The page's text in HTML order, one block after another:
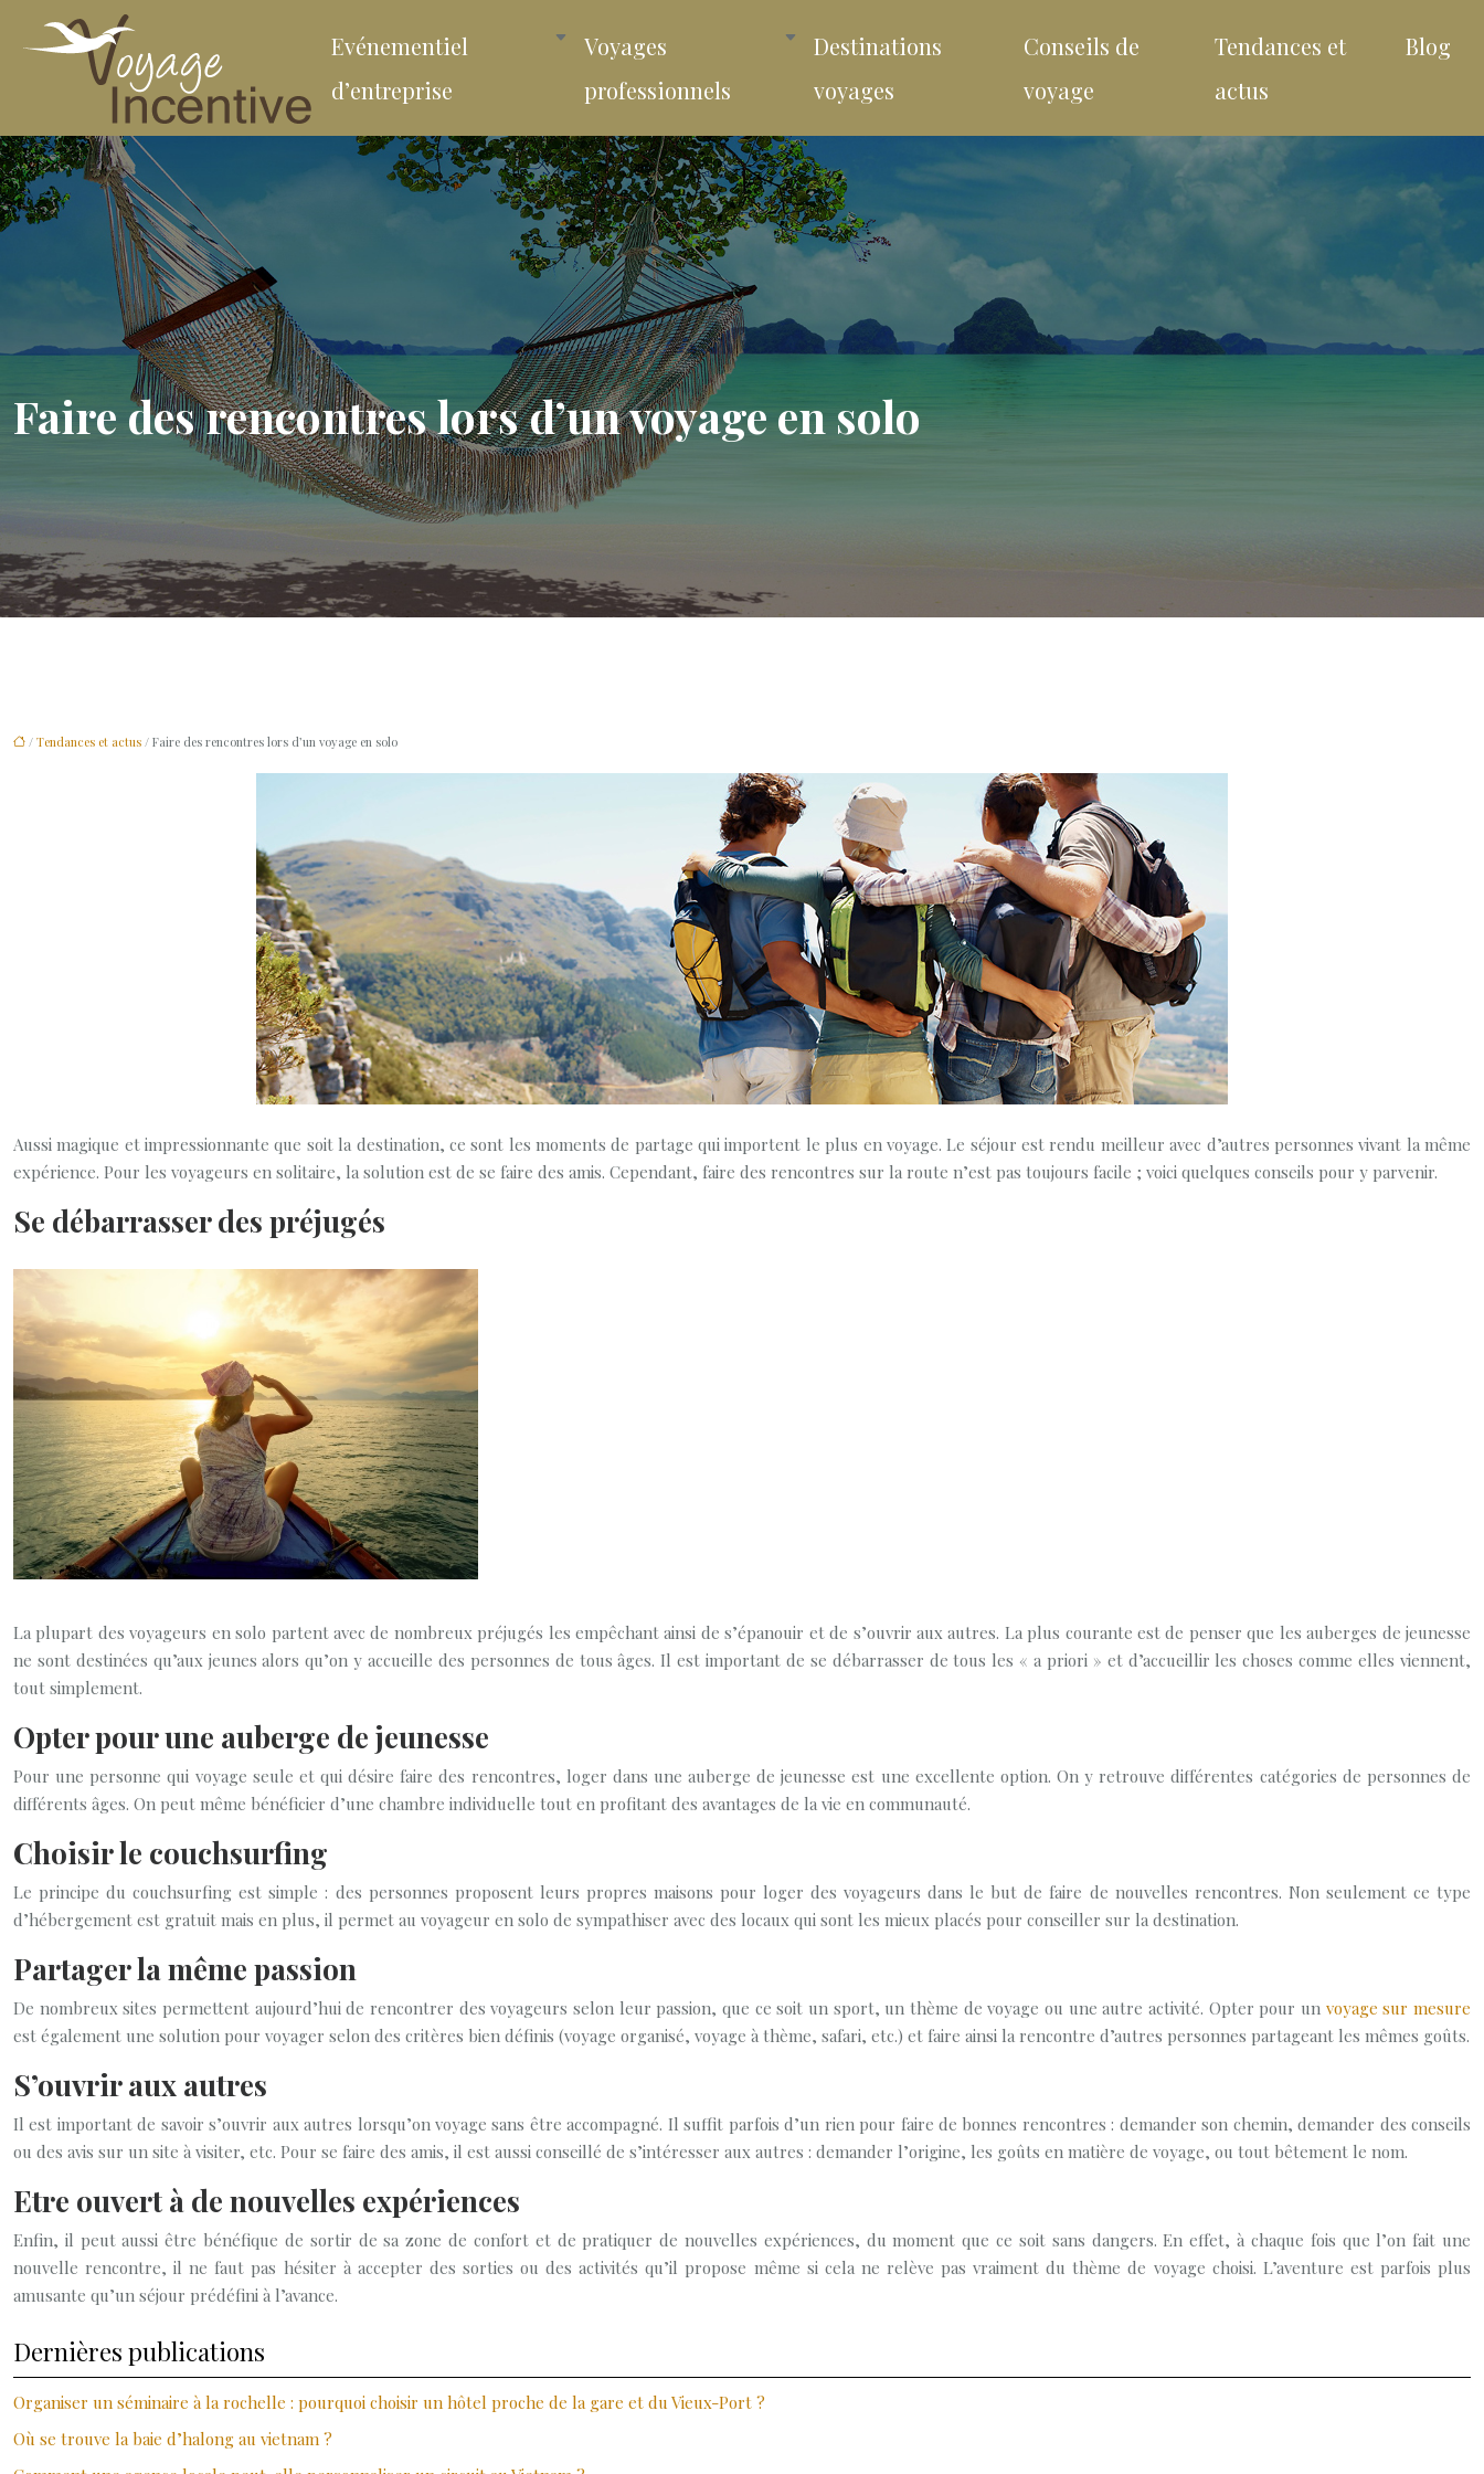
Evénementiel
d’entreprise
Voyages
professionnels
Destinations
voyages
Conseils de
voyage
Tendances et
actus
Blog
Faire des rencontres lors d’un voyage en solo
/ Tendances et actus / Faire des rencontres lors d’un voyage en solo
Aussi magique et impressionnante que soit la destination, ce sont les moments de partage qui importent le plus en voyage. Le séjour est rendu meilleur avec d’autres personnes vivant la même
expérience. Pour les voyageurs en solitaire, la solution est de se faire des amis. Cependant, faire des rencontres sur la route n’est pas toujours facile ; voici quelques conseils pour y parvenir.
Se débarrasser des préjugés
La plupart des voyageurs en solo partent avec de nombreux préjugés les empêchant ainsi de s’épanouir et de s’ouvrir aux autres. La plus courante est de penser que les auberges de jeunesse
ne sont destinées qu’aux jeunes alors qu’on y accueille des personnes de tous âges. Il est important de se débarrasser de tous les « a priori » et d’accueillir les choses comme elles viennent,
tout simplement.
Opter pour une auberge de jeunesse
Pour une personne qui voyage seule et qui désire faire des rencontres, loger dans une auberge de jeunesse est une excellente option. On y retrouve différentes catégories de personnes de
différents âges. On peut même bénéficier d’une chambre individuelle tout en profitant des avantages de la vie en communauté.
Choisir le couchsurfing
Le principe du couchsurfing est simple : des personnes proposent leurs propres maisons pour loger des voyageurs dans le but de faire de nouvelles rencontres. Non seulement ce type
d’hébergement est gratuit mais en plus, il permet au voyageur en solo de sympathiser avec des locaux qui sont les mieux placés pour conseiller sur la destination.
Partager la même passion
De nombreux sites permettent aujourd’hui de rencontrer des voyageurs selon leur passion, que ce soit un sport, un thème de voyage ou une autre activité. Opter pour un voyage sur mesure
est également une solution pour voyager selon des critères bien définis (voyage organisé, voyage à thème, safari, etc.) et faire ainsi la rencontre d’autres personnes partageant les mêmes goûts.
S’ouvrir aux autres
Il est important de savoir s’ouvrir aux autres lorsqu’on voyage sans être accompagné. Il suffit parfois d’un rien pour faire de bonnes rencontres : demander son chemin, demander des conseils
ou des avis sur un site à visiter, etc. Pour se faire des amis, il est aussi conseillé de s’intéresser aux autres : demander l’origine, les goûts en matière de voyage, ou tout bêtement le nom.
Etre ouvert à de nouvelles expériences
Enfin, il peut aussi être bénéfique de sortir de sa zone de confort et de pratiquer de nouvelles expériences, du moment que ce soit sans dangers. En effet, à chaque fois que l’on fait une
nouvelle rencontre, il ne faut pas hésiter à accepter des sorties ou des activités qu’il propose même si cela ne relève pas vraiment du thème de voyage choisi. L’aventure est parfois plus
amusante qu’un séjour prédéfini à l’avance.
Dernières publications
Organiser un séminaire à la rochelle : pourquoi choisir un hôtel proche de la gare et du Vieux-Port ?
Où se trouve la baie d’halong au vietnam ?